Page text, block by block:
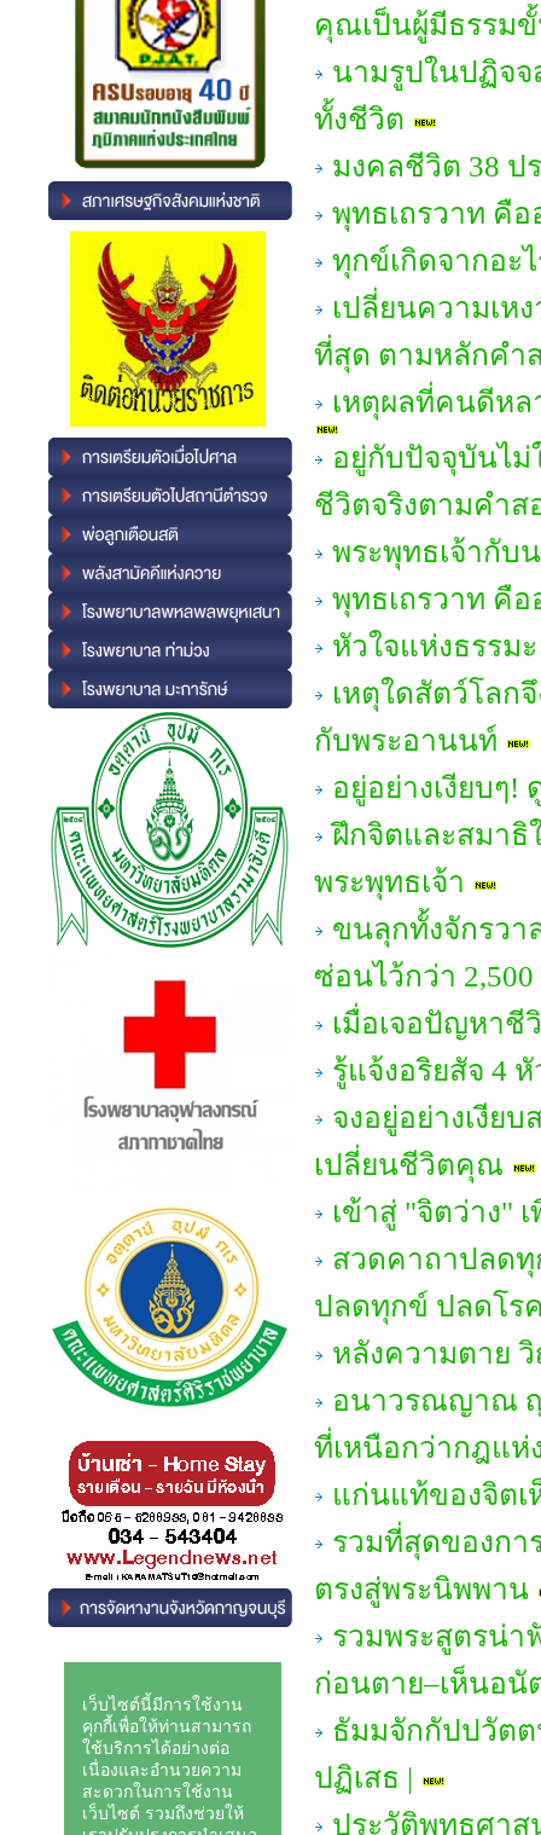
คุณเป็นผู้มีธรรม
นามรูปในปฏิจจ
ทั้งชีวิต
มงคลชีวิต 38 ป
พุทธเถรวาท คือ
ทุกข์เกิดจากอะ
เปลี่ยนความเห
ที่สุด ตามหลักคำ
เหตุผลที่คนดีห
อยู่กับปัจจุบันไ
ชีวิตจริงตามคำส
พระพุทธเจ้ากับ
พุทธเถรวาท คือ
หัวใจแห่งธรรม
เหตุใดสัตว์โลก
กับพระอานนท์
อยู่อย่างเงียบๆ!
ฝึกจิตและสมาธิ
พระพุทธเจ้า
ขนลุกทั้งจักรวา
ซ่อนไว้กว่า
เมื่อเจอปัญหาชี
รู้แจ้งอริยสัจ 4
จงอยู่อย่างเงีย
เปลี่ยนชีวิตคุณ
เข้าสู่ "จิตว่าง"
สวดคาถาปลด
ปลดทุกข์ ปลดโร
หลังความตาย
อนาวรณญาณ
ที่เหนือกว่ากฎแห่
แก่นแท้ของจิตเ
รวมที่สุดของกา
ตรงสู่พระนิพพาน
รวมพระสูตรน่า
ก่อนตาย–เห็นอ
ธัมมจักกัปปวัตต
ปฏิเสธ |
ประวัติพุทธศาส